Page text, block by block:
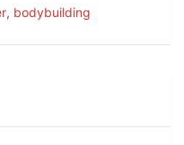
, bodybuilding